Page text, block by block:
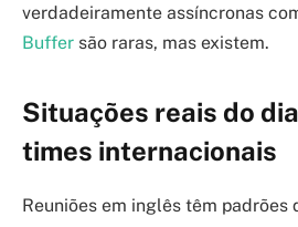
verdadeiramente assíncronas
Buffer são raras, mas existem.
Situações reais do
times internacionais
Reuniões em inglês têm padrões